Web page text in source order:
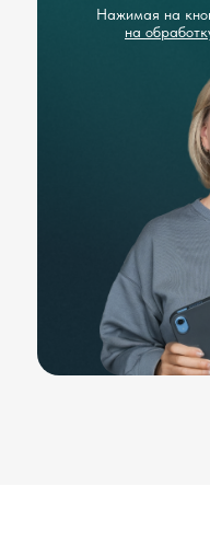
Нажимая на
на